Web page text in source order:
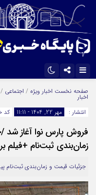
اینستاگرام
ایتا
صفحه نخست اخبار ویژه / اجتماعی /
اخبار
انتشار :
مهر 22, 1404 - 11:11 کد
فروش پارس نوا آغاز
زمان‌بندی ثبت‌نام +فیلم
جزئیات قیمت و زمان‌بندی ثبت‌نام پیش فروش